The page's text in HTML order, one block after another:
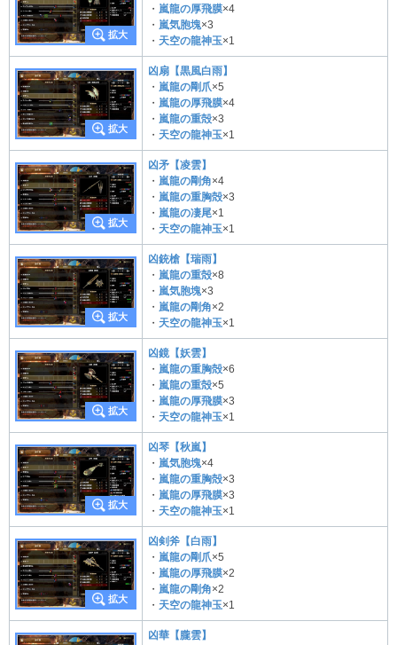
・ 嵐龍の厚飛膜×4
・ 嵐気胞塊×3
・ 天空の龍神玉×1
凶扇【黒風白雨】
・ 嵐龍の剛爪×5
・ 嵐龍の厚飛膜×4
・ 嵐龍の重殻×3
・ 天空の龍神玉×1
凶矛【凌雲】
・ 嵐龍の剛角×4
・ 嵐龍の重胸殻×3
・ 嵐龍の凄尾×1
・ 天空の龍神玉×1
凶銃槍【瑞雨】
・ 嵐龍の重殻×8
・ 嵐気胞塊×3
・ 嵐龍の剛角×2
・ 天空の龍神玉×1
凶鏡【妖雲】
・ 嵐龍の重胸殻×6
・ 嵐龍の重殻×5
・ 嵐龍の厚飛膜×3
・ 天空の龍神玉×1
凶琴【秋嵐】
・ 嵐気胞塊×4
・ 嵐龍の重胸殻×3
・ 嵐龍の厚飛膜×3
・ 天空の龍神玉×1
凶剣斧【白雨】
・ 嵐龍の剛爪×5
・ 嵐龍の厚飛膜×2
・ 嵐龍の剛角×2
・ 天空の龍神玉×1
凶華【朧雲】